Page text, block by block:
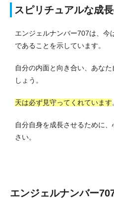
スピリチュアルな成
エンジェルナンバー707は、今
であることを示しています。
自分の内面と向き合い、あな
しょう。
天は必ず見守ってくれています
自分自身を成長させるために
さい。
エンジェルナンバー